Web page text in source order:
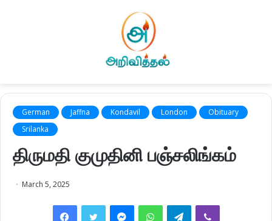
German Jaffna Kondavil London
Obituary
Srilanka
திருமதி குமுதினி பஞ்சலிங்கம்
March 5, 2025
FacebookTwitter MessengerWhatsAppTelegramViber